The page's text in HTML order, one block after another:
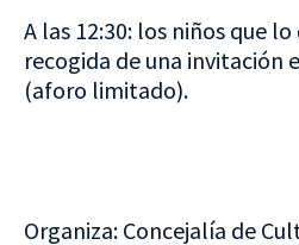
A las 12:30: los niños que
recogida de una invitación
(aforo limitado).
Organiza: Concejalía de